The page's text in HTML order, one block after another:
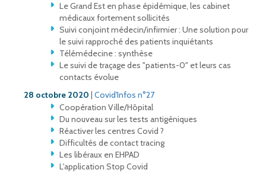
Le Grand Est en phase épidémique, les cabinet
médicaux fortement sollicités
Suivi conjoint médecin/infirmier : Une solution pour
le suivi rapproché des patients inquiétants
Télémédecine : synthèse
Le suivi de traçage des "patients-0" et leurs cas
contacts évolue
28 octobre 2020 | Covid'Infos n°27
Coopération Ville/Hôpital
Du nouveau sur les tests antigéniques
Réactiver les centres Covid ?
Difficultés de contact tracing
Les libéraux en EHPAD
L'application Stop Covid